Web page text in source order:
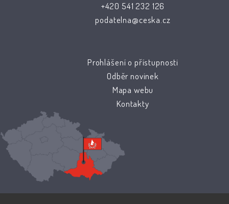
+420 541 232 126
podatelna@ceska.cz
Prohlášení o přístupnosti
Odběr novinek
Mapa webu
Kontakty